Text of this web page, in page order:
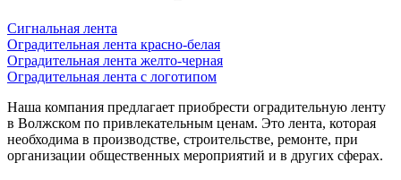
Сигнальная лента
Оградительная лента красно-белая
Оградительная лента желто-черная
Оградительная лента с логотипом
Наша компания предлагает приобрести оградительную ленту
в Волжском по привлекательным ценам. Это лента, которая
необходима в производстве, строительстве, ремонте, при
организации общественных мероприятий и в других сферах.